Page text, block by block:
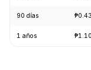
90 días
1 años ₱1.10